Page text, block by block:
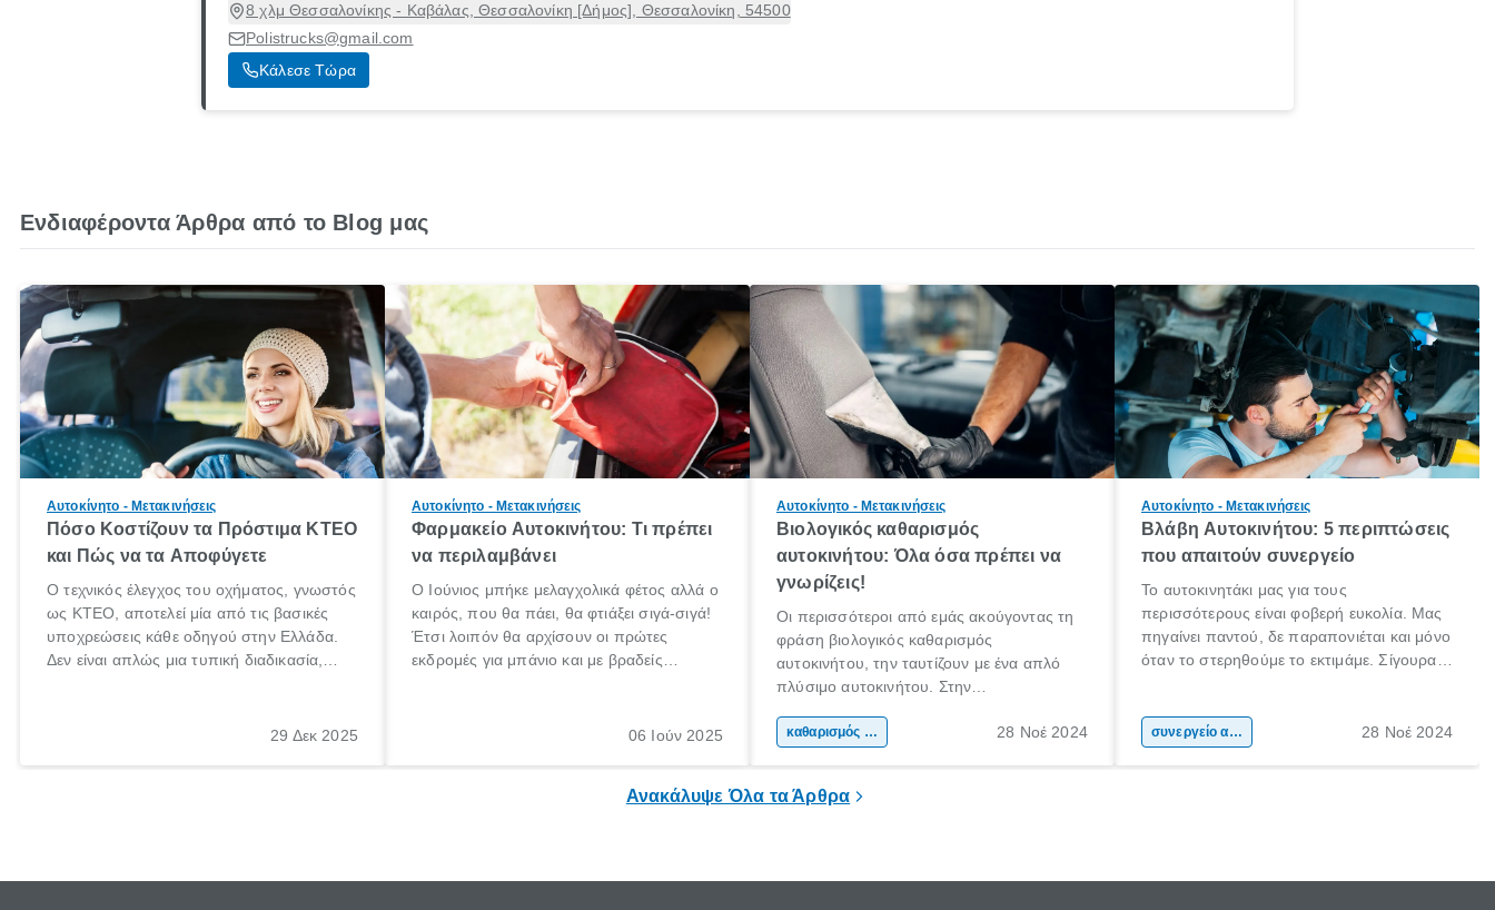
8 χλμ Θεσσαλονίκης - Καβάλας, Θεσσαλονίκη [Δήμος], Θεσσαλονίκη, 54500
Polistrucks@gmail.com
Κάλεσε Τώρα
Ενδιαφέροντα Άρθρα από το Blog μας
Αυτοκίνητο - Μετακινήσεις
Πόσο Κοστίζουν τα Πρόστιμα ΚΤΕΟ
και Πώς να τα Αποφύγετε
Ο τεχνικός έλεγχος του οχήματος, γνωστός
ως ΚΤΕΟ, αποτελεί μία από τις βασικές
υποχρεώσεις κάθε οδηγού στην Ελλάδα.
Δεν είναι απλώς μια τυπική διαδικασία,
οδηγών και του περιβάλλοντος. Ωστόσο,
29 Δεκ 2025
Αυτοκίνητο - Μετακινήσεις
Φαρμακείο Αυτοκινήτου: Τι πρέπει
να περιλαμβάνει
Ο Ιούνιος μπήκε μελαγχολικά φέτος αλλά ο
καιρός, που θα πάει, θα φτιάξει σιγά-σιγά!
Έτσι λοιπόν θα αρχίσουν οι πρώτες
εκδρομές για μπάνιο και με βραδείς
06 Ιούν 2025
Αυτοκίνητο - Μετακινήσεις
Βιολογικός καθαρισμός
αυτοκινήτου: Όλα όσα πρέπει να
γνωρίζεις!
Οι περισσότεροι από εμάς ακούγοντας τη
φράση βιολογικός καθαρισμός
αυτοκινήτου, την ταυτίζουν με ένα απλό
πλύσιμο αυτοκινήτου. Στην
βιολογικός καθαρισμός αυτοκινήτου, είναι
καθαρισμός αυτοκινήτου 28 Νοέ 2024
Αυτοκίνητο - Μετακινήσεις
Βλάβη Αυτοκινήτου: 5 περιπτώσεις
που απαιτούν συνεργείο
Το αυτοκινητάκι μας για τους
περισσότερους είναι φοβερή ευκολία. Μας
πηγαίνει παντού, δε παραπονιέται και μόνο
όταν το στερηθούμε το εκτιμάμε. Σίγουρα
που αν παρουσιαστεί μία βλάβη (ειδικά αν
δε τη θεωρούμε σοβαρή) θα αναβάλουμε
συνεργείο αυτοκινήτου 28 Νοέ 2024
Ανακάλυψε Όλα τα Άρθρα